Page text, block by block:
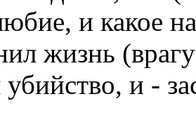
и какое
жизнь
и -